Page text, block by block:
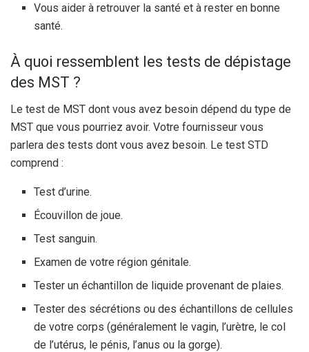
Vous aider à retrouver la santé et à rester en bonne
santé.
À quoi ressemblent les tests de dépistage
des MST ?
Le test de MST dont vous avez besoin dépend du type de
MST que vous pourriez avoir. Votre fournisseur vous
parlera des tests dont vous avez besoin. Le test STD
comprend :
Test d’urine.
Écouvillon de joue.
Test sanguin.
Examen de votre région génitale.
Tester un échantillon de liquide provenant de plaies.
Tester des sécrétions ou des échantillons de cellules
de votre corps (généralement le vagin, l’urètre, le col
de l’utérus, le pénis, l’anus ou la gorge).